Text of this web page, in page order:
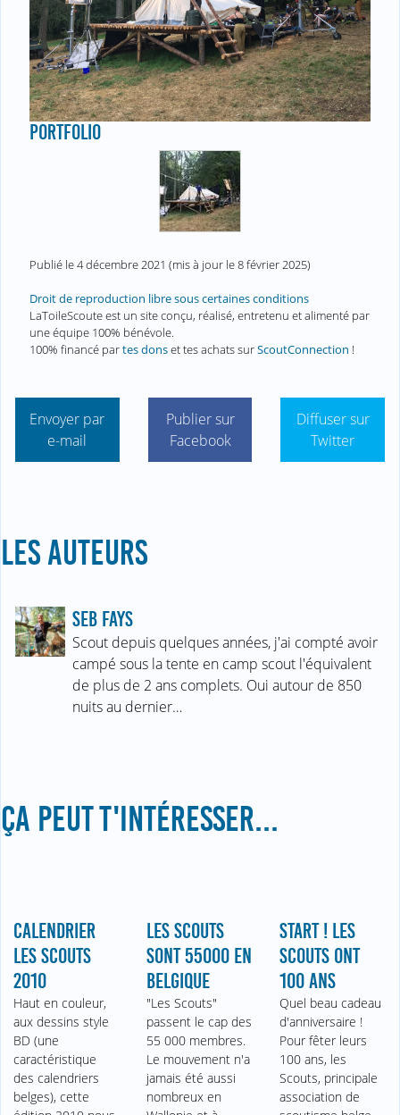
PORTFOLIO
Publié le4 décembre 2021 (mis à jour le8 février 2025)
Droit de reproduction libre sous certaines conditions
LaToileScoute est un site conçu, réalisé, entretenu et alimenté par
une équipe 100% bénévole.
100% financé partes donset tes achats surScoutConnection !
Envoyer par
e-mail
Publier sur
Facebook
Diffuser sur
Twitter
LES AUTEURS
SEB FAYS
Scout depuis quelques années, j'ai compté avoir
campé sous la tente en camp scout l'équivalent
de plus de 2 ans complets. Oui autour de 850
nuits au dernier…
ÇA PEUT T'INTÉRESSER...
CALENDRIER
LES SCOUTS
2010
Haut en couleur,
aux dessins style
BD (une
caractéristique
des calendriers
belges), cette
LES SCOUTS
SONT 55000 EN
BELGIQUE
"Les Scouts"
passent le cap des
55 000 membres.
Le mouvement n'a
jamais été aussi
nombreux en
START ! LES
SCOUTS ONT
100 ANS
Quel beau cadeau
d'anniversaire !
Pour fêter leurs
100 ans, les
Scouts, principale
association de